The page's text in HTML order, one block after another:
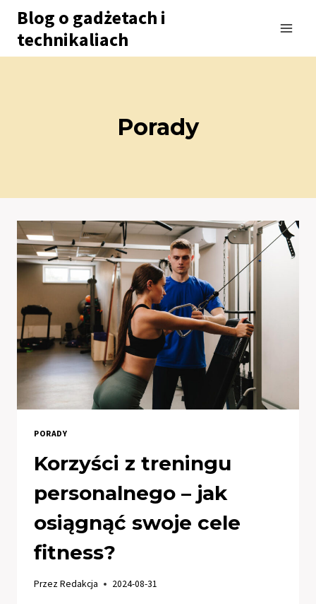
Przejdź
treści
Blog o gadżetach i
technikaliach
Porady
PORADY
Korzyści z treningu
personalnego – jak
osiągnąć swoje cele
fitness?
PrzezRedakcja 2024-08-31